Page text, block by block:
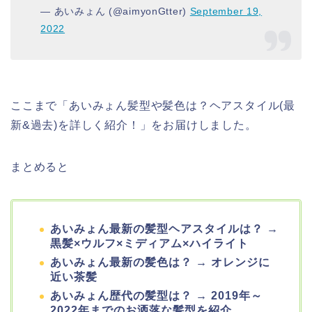
— あいみょん (@aimyonGtter) September 19,
2022
ここまで「あいみょん髪型や髪色は？ヘアスタイル(最
新&過去)を詳しく紹介！」をお届けしました。
まとめると
あいみょん最新の髪型ヘアスタイルは？ →
黒髪×ウルフ×ミディアム×ハイライト
あいみょん最新の髪色は？ → オレンジに
近い茶髪
あいみょん歴代の髪型は？ → 2019年～